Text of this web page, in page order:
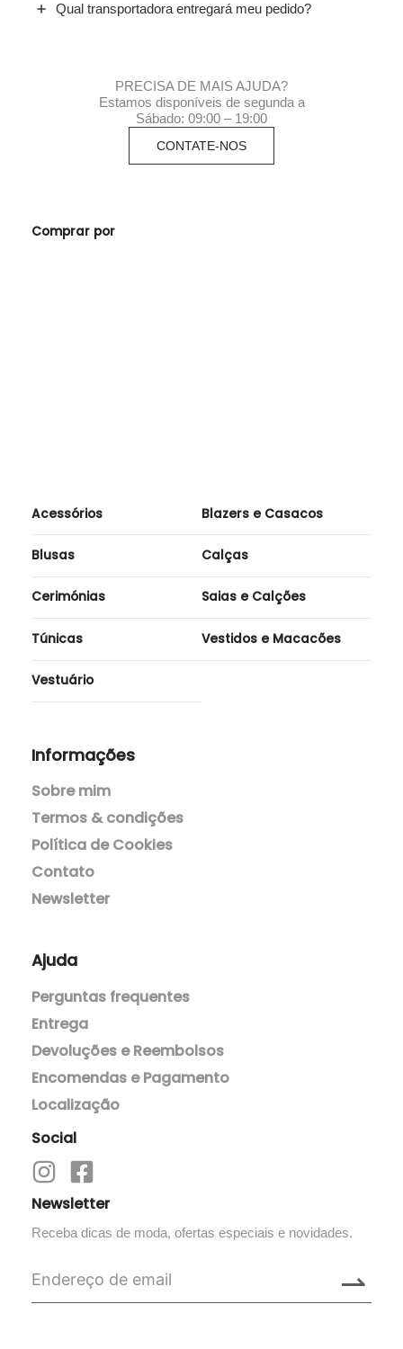
Qual transportadora entregará meu pedido?
PRECISA DE MAIS AJUDA?
Estamos disponíveis de segunda a
Sábado: 09:00 – 19:00
CONTATE-NOS
Comprar por
Acessórios Blazers e Casacos
Blusas Calças
Cerimónias Saias e Calções
Túnicas Vestidos e Macacões
Vestuário
Informações
Sobre mim
Termos & condições
Política de Cookies
Contato
Newsletter
Ajuda
Perguntas frequentes
Entrega
Devoluções e Reembolsos
Encomendas e Pagamento
Localização
Social
Newsletter
Receba dicas de moda, ofertas especiais e novidades.
⇀